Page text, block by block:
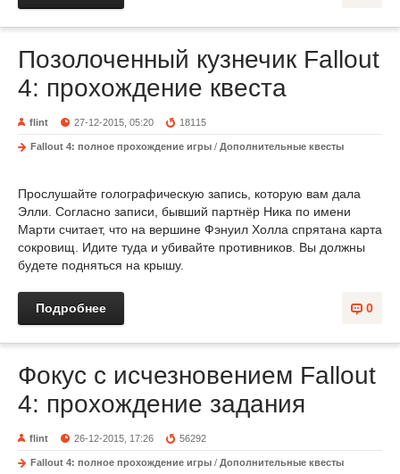
Позолоченный кузнечик Fallout
4: прохождение квеста
flint 27-12-2015, 05:20 18115
Fallout 4: полное прохождение игры / Дополнительные квесты
Прослушайте голографическую запись, которую вам дала
Элли. Согласно записи, бывший партнёр Ника по имени
Марти считает, что на вершине Фэнуил Холла спрятана карта
сокровищ. Идите туда и убивайте противников. Вы должны
будете подняться на крышу.
0
Подробнее
Фокус с исчезновением Fallout
4: прохождение задания
flint 26-12-2015, 17:26 56292
Fallout 4: полное прохождение игры / Дополнительные квесты